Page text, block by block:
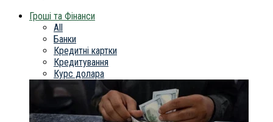
Гроші та Фінанси
All
Банки
Кредитні картки
Кредитування
Курс долара